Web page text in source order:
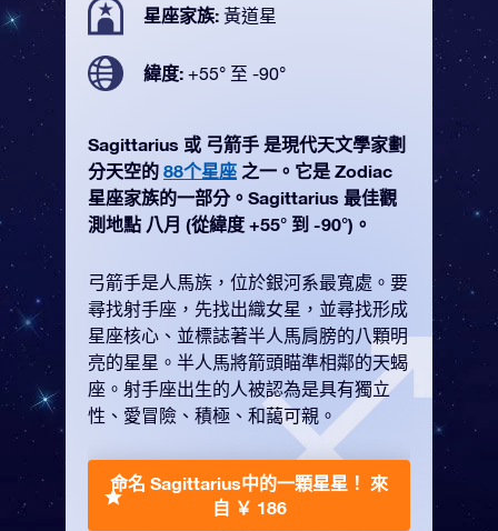
星座家族: 黃道星
緯度: +55° 至 -90°
Sagittarius 或 弓箭手 是現代天文學家劃
分天空的 88个星座 之一。它是 Zodiac
星座家族的一部分。Sagittarius 最佳觀
測地點 八月 (從緯度 +55° 到 -90°)。
弓箭手是人馬族，位於銀河系最寬處。要
尋找射手座，先找出織女星，並尋找形成
星座核心、並標誌著半人馬肩膀的八顆明
亮的星星。半人馬將箭頭瞄準相鄰的天蝎
座。射手座出生的人被認為是具有獨立
性、愛冒險、積極、和藹可親。
命名 Sagittarius中的一顆星星！ 來
自 ￥ 186